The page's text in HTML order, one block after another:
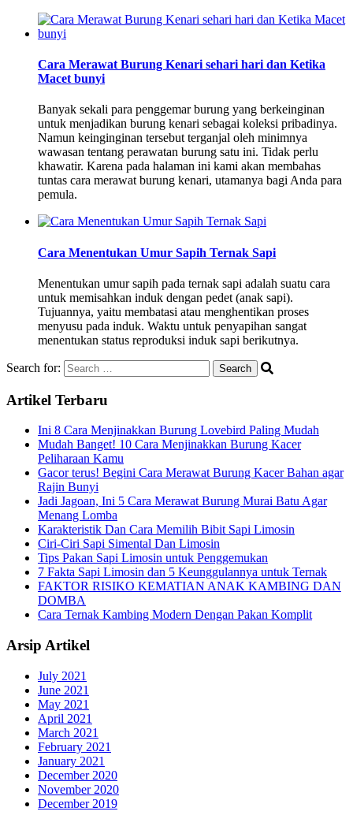
Cara Merawat Burung Kenari sehari hari dan Ketika
Macet bunyi
Banyak sekali para penggemar burung yang berkeinginan
untuk menjadikan burung kenari sebagai koleksi pribadinya.
Namun keinginginan tersebut terganjal oleh minimnya
wawasan tentang perawatan burung satu ini. Tidak perlu
khawatir. Karena pada halaman ini kami akan membahas
tuntas cara merawat burung kenari, utamanya bagi Anda para
pemula.
Cara Menentukan Umur Sapih Ternak Sapi
Menentukan umur sapih pada ternak sapi adalah suatu cara
untuk memisahkan induk dengan pedet (anak sapi).
Tujuannya, yaitu membatasi atau menghentikan proses
menyusu pada induk. Waktu untuk penyapihan sangat
menentukan status reproduksi induk sapi berikutnya.
Search for:
Artikel Terbaru
Ini 8 Cara Menjinakkan Burung Lovebird Paling Mudah
Mudah Banget! 10 Cara Menjinakkan Burung Kacer
Peliharaan Kamu
Gacor terus! Begini Cara Merawat Burung Kacer Bahan agar
Rajin Bunyi
Jadi Jagoan, Ini 5 Cara Merawat Burung Murai Batu Agar
Menang Lomba
Karakteristik Dan Cara Memilih Bibit Sapi Limosin
Ciri-Ciri Sapi Simental Dan Limosin
Tips Pakan Sapi Limosin untuk Penggemukan
7 Fakta Sapi Limosin dan 5 Keunggulannya untuk Ternak
FAKTOR RISIKO KEMATIAN ANAK KAMBING DAN
DOMBA
Cara Ternak Kambing Modern Dengan Pakan Komplit
Arsip Artikel
July 2021
June 2021
May 2021
April 2021
March 2021
February 2021
January 2021
December 2020
November 2020
December 2019